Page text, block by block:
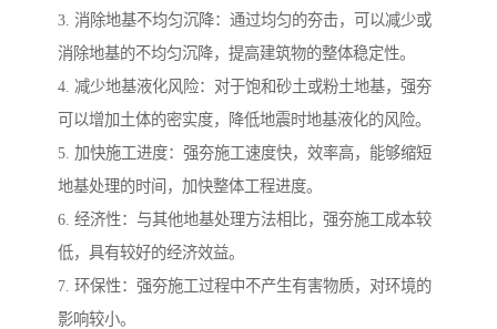
3. 消除地基不均匀沉降：通过均匀的夯击，可以减少或
消除地基的不均匀沉降，提高建筑物的整体稳定性。
4. 减少地基液化风险：对于饱和砂土或粉土地基，强夯
可以增加土体的密实度，降低地震时地基液化的风险。
5. 加快施工进度：强夯施工速度快，效率高，能够缩短
地基处理的时间，加快整体工程进度。
6. 经济性：与其他地基处理方法相比，强夯施工成本较
低，具有较好的经济效益。
7. 环保性：强夯施工过程中不产生有害物质，对环境的
影响较小。